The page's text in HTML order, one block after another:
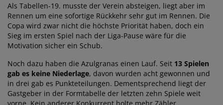
Als Tabellen-19. musste der Verein absteigen, liegt aber im
Rennen um eine sofortige Rückkehr sehr gut im Rennen. Die
Copa wird zwar nicht die höchste Priorität haben, doch ein
Sieg im ersten Spiel nach der Liga-Pause wäre für die
Motivation sicher ein Schub.
Noch dazu haben die Azulgranas einen Lauf. Seit 13 Spielen
gab es keine Niederlage, davon wurden acht gewonnen und
in drei gab es Punkteteilungen. Dementsprechend liegt der
Gastgeber in der Formtabelle der letzten zehn Spiele weit